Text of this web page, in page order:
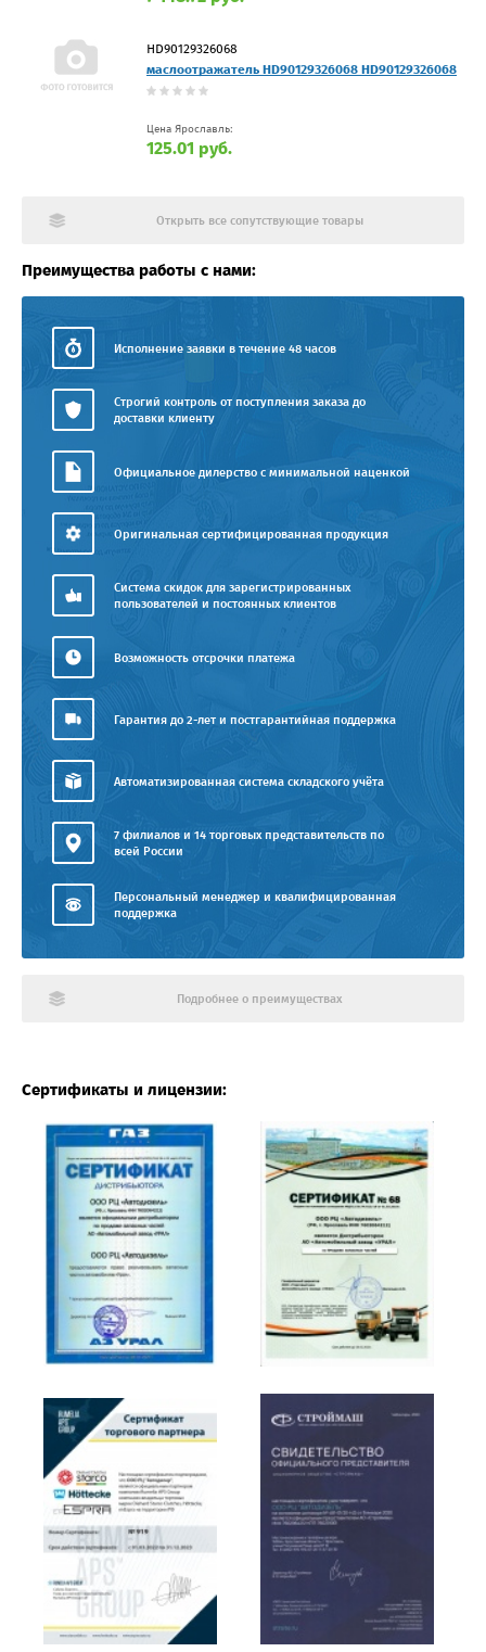
HD90129326068
маслоотражатель HD90129326068 HD90129326068
Цена Ярославль:
125.01 руб.
Открыть все сопутствующие товары
Преимущества работы с нами:
Исполнение заявки в течение 48 часов
Строгий контроль от поступления заказа до
доставки клиенту
Официальное дилерство с минимальной наценкой
Оригинальная сертифицированная продукция
Система скидок для зарегистрированных
пользователей и постоянных клиентов
Возможность отсрочки платежа
Гарантия до 2-лет и постгарантийная поддержка
Автоматизированная система складского учёта
7 филиалов и 14 торговых представительств по
всей России
Персональный менеджер и квалифицированная
поддержка
Подробнее о преимуществах
Сертификаты и лицензии: